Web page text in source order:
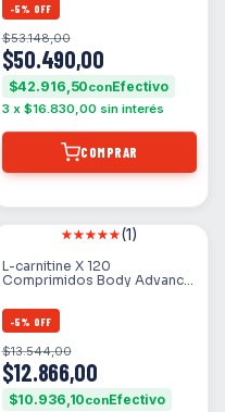
-5% OFF
$50.490,00
$53.148,00
$42.916,50con
3 x $16.830,00 sin interés
COMPRAR
(1)
L-carnitine X 120
Comprimidos Body Advance
Sabor
-5% OFF
$12.866,00
$13.544,00
$10.936,10con